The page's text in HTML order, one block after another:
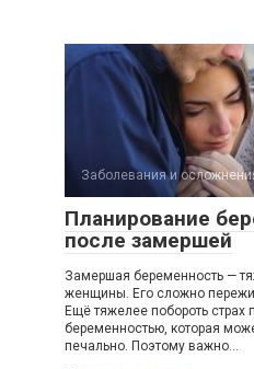
Заболевания и
Планирование
после замершей
Замершая беременность —
женщины. Его сложно
Ещё тяжелее побороть страх
беременностью, которая
печально. Поэтому важно…